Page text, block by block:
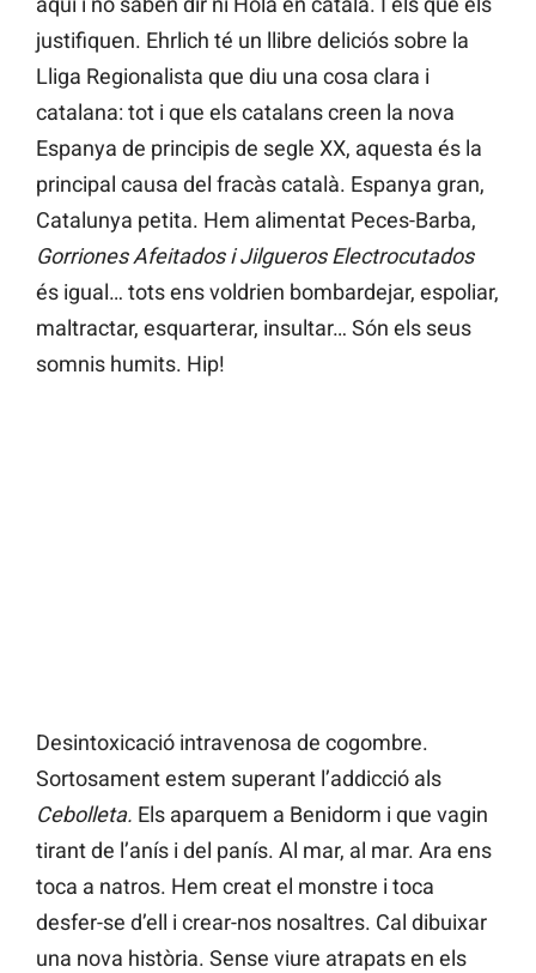
justifiquen. Ehrlich té un llibre deliciós sobre la
Lliga Regionalista que diu una cosa clara i
catalana: tot i que els catalans creen la nova
Espanya de principis de segle XX, aquesta és la
principal causa del fracàs català. Espanya gran,
Catalunya petita. Hem alimentat Peces-Barba,
Gorriones Afeitados i Jilgueros Electrocutados
és igual… tots ens voldrien bombardejar, espoliar,
maltractar, esquarterar, insultar… Són els seus
somnis humits. Hip!
Desintoxicació intravenosa de cogombre.
Sortosament estem superant l’addicció als
Cebolleta. Els aparquem a Benidorm i que vagin
tirant de l’anís i del panís. Al mar, al mar. Ara ens
toca a natros. Hem creat el monstre i toca
desfer-se d’ell i crear-nos nosaltres. Cal dibuixar
una nova història. Sense viure atrapats en els